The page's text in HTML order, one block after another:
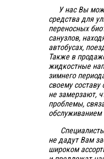
У нас Вы
средства для
переносных
санузлов,
автобусах,
Также в
жидкостные
зимнего
своему
не замерзают,
проблемы,
обслуживанием
не дадут Вам
широком